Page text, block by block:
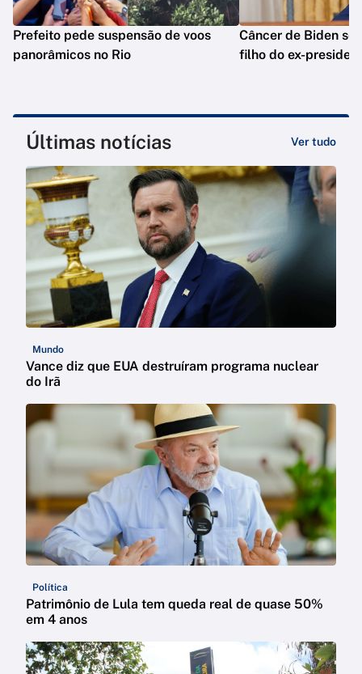
Prefeito pede suspensão de voos
panorâmicos no Rio
Câncer de Biden se
filho do ex-
Últimas notícias Ver tudo
Mundo
Vance diz que EUA destruíram programa nuclear
do Irã
Política
Patrimônio de Lula tem queda real de quase 50%
em 4 anos